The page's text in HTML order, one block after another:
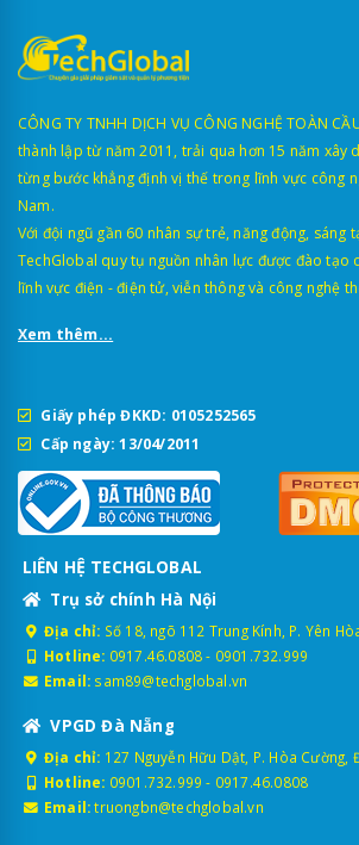
CÔNG TY TNHH DỊCH VỤ CÔNG NGHỆ TOÀN
thành lập từ năm 2011, trải qua hơn 15 năm xây
từng bước khẳng định vị thế trong lĩnh vực công
Nam.
Với đội ngũ gần 60 nhân sự trẻ, năng động, sáng
TechGlobal quy tụ nguồn nhân lực được đào tạo
lĩnh vực điện - điện tử, viễn thông và công nghệ
Xem thêm...
Giấy phép ĐKKD: 0105252565
Cấp ngày: 13/04/2011
LIÊN HỆ TECHGLOBAL
Trụ sở chính Hà Nội
Địa chỉ: Số 18, ngõ 112 Trung Kính, P. Yên
Hotline: 0917.46.0808- 0901.732.999
Email: sam89@techglobal.vn
VPGD Đà Nẵng
Địa chỉ: 127 Nguyễn Hữu Dật, P. Hòa Cường,
Hotline: 0901.732.999 - 0917.46.0808
Email: truongbn@techglobal.vn